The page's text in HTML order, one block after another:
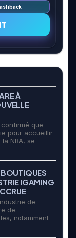
À
que
pour accueillir
NBA, se
BOUTIQUES
IGAMING
de
de
notamment